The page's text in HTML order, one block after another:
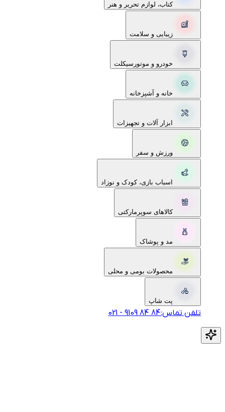
کتاب، لوازم تحریر و هنر
زیبایی و سلامت
خودرو و موتورسیکلت
خانه و آشپزخانه
ابزار آلات و تجهیزات
ورزش و سفر
اسباب بازی، کودک و نوزاد
کالاهای سوپرمارکتی
مد و پوشاک
محصولات بومی و محلی
پت شاپ
تلفن تماس: 021-‎9109‎ ‎84‎ ‎84‎